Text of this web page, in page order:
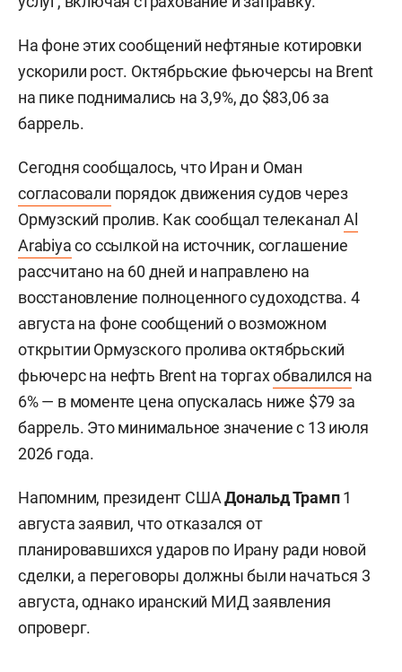
На фоне этих сообщений нефтяные котировки
ускорили рост. Октябрьские фьючерсы на Brent
на пике поднимались на 3,9%, до $83,06 за
баррель.
Сегодня сообщалось, что Иран и Оман
согласовали порядок движения судов через
Ормузский пролив. Как сообщал телеканал Al
Arabiyaсо ссылкой на источник, соглашение
рассчитано на 60 дней и направлено на
восстановление полноценного судоходства. 4
августа на фоне сообщений о возможном
открытии Ормузского пролива октябрьский
фьючерс на нефть Brent на торгахобвалился на
6% — в моменте цена опускалась ниже $79 за
баррель. Это минимальное значение с 13 июля
2026 года.
Напомним, президент СШАДональд Трамп1
августа заявил, что отказался от
планировавшихся ударов по Ирану ради новой
сделки, а переговоры должны были начаться 3
августа, однако иранский МИД заявления
опроверг.